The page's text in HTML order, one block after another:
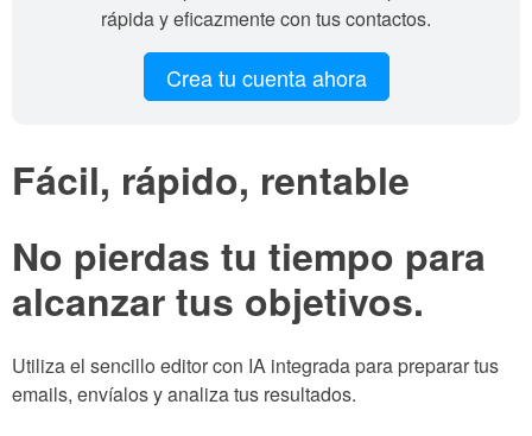
rápida y eficazmente con tus contactos.
Crea tu cuenta ahora
Fácil, rápido, rentable
No pierdas tu tiempo para
alcanzar tus objetivos.
Utiliza el sencillo editor con IA integrada para preparar tus
emails, envíalos y analiza tus resultados.